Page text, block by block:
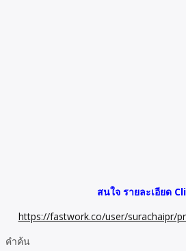
สนใจ รายละเอียด
https://fastwork.co/user/surachaipr/
คำค้น